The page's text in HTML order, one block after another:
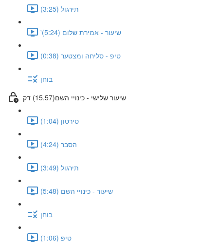
תירגול (3:25)
'שיעור - אמירת שלום (5:24)
טיפ - סליחה ומצטער (0:38)
בוחן
שיעור שלישי - כינויי השם(15.57) דק
סירטון (1:04)
הסבר (4:24)
תירגול (3:49)
שיעור - כינויי השם (5:48)
בוחן
טיפ (1:06)